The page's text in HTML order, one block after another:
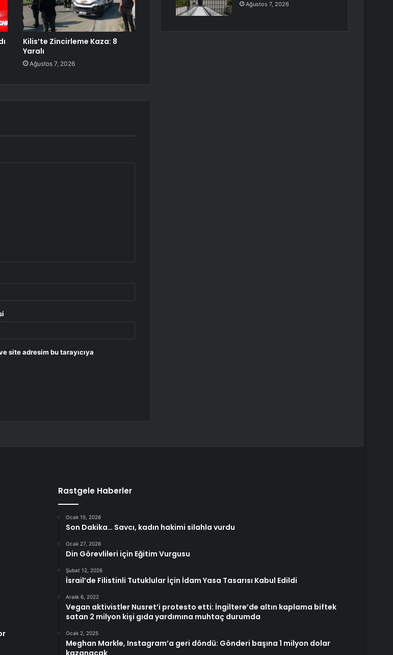
Kilis’te Zincirleme Kaza: 8
Yaralı
Ağustos 7, 2026
site adresim bu tarayıcıya
Ağustos 7, 2026
Rastgele Haberler
Ocak 15, 2026
Son Dakika… Savcı, kadın hakimi silahla vurdu
Ocak 27, 2026
Din Görevlileri için Eğitim Vurgusu
Şubat 12, 2026
İsrail’de Filistinli Tutuklular İçin İdam Yasa Tasarısı Kabul Edildi
Aralık 6, 2022
Vegan aktivistler Nusret’i protesto etti: İngiltere’de altın kaplama biftek
satan 2 milyon kişi gıda yardımına muhtaç durumda
Ocak 2, 2025
Meghan Markle, Instagram’a geri döndü: Gönderi başına 1 milyon dolar